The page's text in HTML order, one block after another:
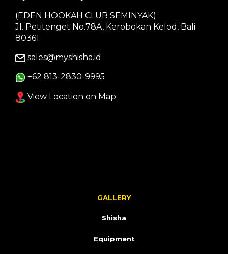
(EDEN HOOKAH CLUB SEMINYAK)
Jl. Petitenget No.78A, Kerobokan Kelod, Bali
80361.
sales@myshisha.id
+62 813-2830-9995
View Location on Map
GALLERY
Shisha
Equipment